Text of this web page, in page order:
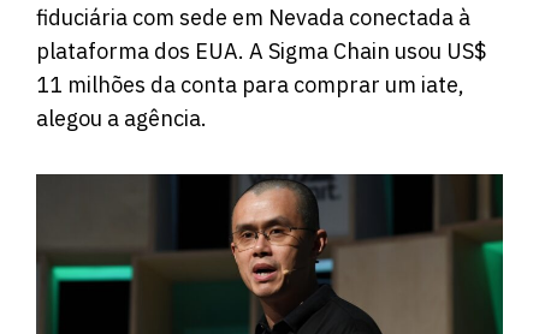
fiduciária com sede em Nevada conectada à
plataforma dos EUA. A Sigma Chain usou US$
11 milhões da conta para comprar um iate,
alegou a agência.